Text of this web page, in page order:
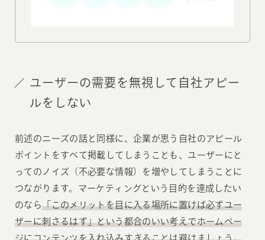
ユーザーの需要を無視して自社アピー
ルをしない
前述のニーズの話と同様に、企業が思う自社のアピール
ポイントをすべて掲載してしまうことも、ユーザーにと
ってのノイズ（不必要な情報）を増やしてしまうことに
つながります。マーケティングという目的を達成したい
のなら「このメリットを目に入る場所に置けば必ずユー
ザーに刺さるはず」という都合のいい考えでホームペー
ジにコンテンツを入れ込みすぎることは避けましょう。